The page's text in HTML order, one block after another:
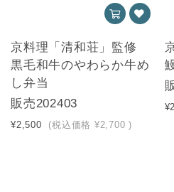
京料理「清和荘」監修
黒毛和牛のやわらか牛め
し弁当
販売202403
¥2,500 (税込価格 ¥2,700 )